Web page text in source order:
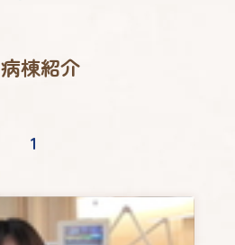
病棟紹介
1